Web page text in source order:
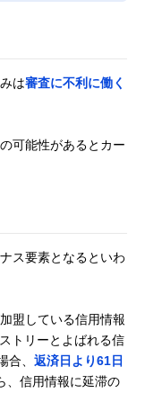
は審査に不利に働く
可能性があるとカー
ス要素となるといわ
盟している信用情報
トリーとよばれる信
合、 返済日より61日
、信用情報に延滞の